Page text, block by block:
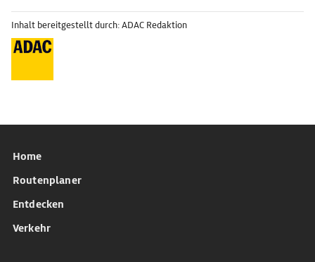
Inhalt bereitgestellt durch: ADAC Redaktion
Home
Routenplaner
Entdecken
Verkehr